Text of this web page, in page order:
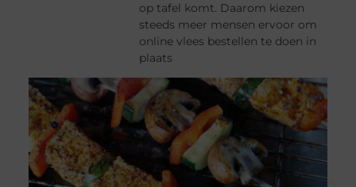
op tafel komt. Daarom kiezen
steeds meer mensen ervoor om
online vlees bestellen te doen in
plaats